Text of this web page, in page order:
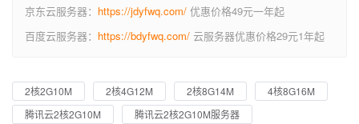
京东云服务器： https://jdyfwq.com/ 优惠价格49元一年起
百度云服务器： https://bdyfwq.com/ 云服务器优惠价格29元1年起
2核2G10M 2核4G12M 2核8G14M
4核8G16M
腾讯云2核2G10M
腾讯云2核2G10M服务器